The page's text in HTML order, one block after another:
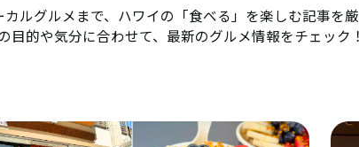
ルグルメまで、ハワイの「食べる」を楽しむ記事を
目的や気分に合わせて、最新のグルメ情報をチェック！